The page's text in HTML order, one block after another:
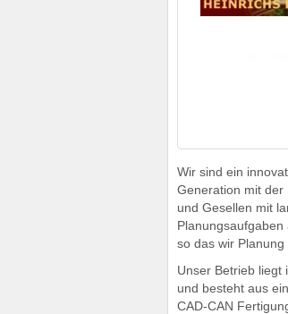
Wir sind ein
Generation mit der
und Gesellen mit
Planungsaufgaben
so das wir
Unser Betrieb liegt
und besteht aus
CAD-CAN